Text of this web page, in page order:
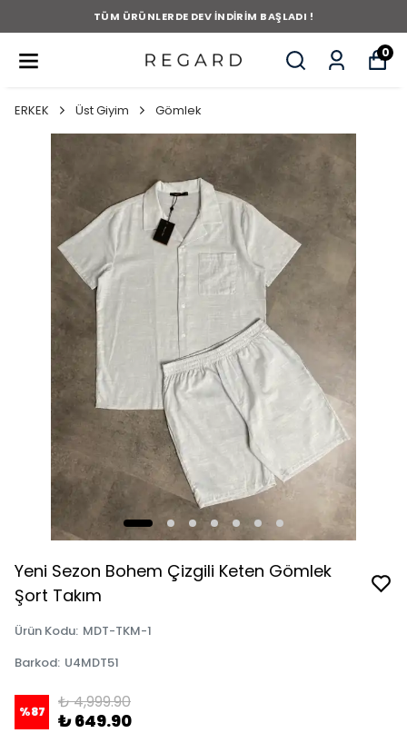
TÜM ÜRÜNLERDE DEV İNDİRİM BAŞLADI !
0
ERKEK Üst Giyim Gömlek
Yeni Sezon Bohem Çizgili Keten Gömlek
Şort Takım
Ürün Kodu: MDT-TKM-1
Barkod: U4MDT51
%87 ₺ 4,999.90
₺ 649.90